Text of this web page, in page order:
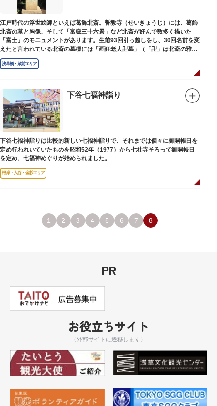
江戸時代の浮世絵師といえば葛飾北斎。誓教寺（せいきょうじ）には、葛飾
北斎の墓と胸像、そして「富嶽三十六景」など北斎が好んで数多く描いた
「富士」のモニュメントがあります。生前93回引っ越しをし、30回名前を変
えたと言われている北斎の墓標には「画狂老人卍墓」（「卍」は北斎の雅号
の一つ）とあり、辞世の句が刻まれています。毎年命日の4月18日には「北
斎忌」が開かれ、法要が営まれます。
浅草橋・蔵前エリア
下谷七福神詣り
下谷七福神詣りは比較的新しい七福神詣りで、それまでは個々に御開帳日を
定め行われいていたものを昭和52年（1977）から七社寺そろって御開帳日
を定め、七福神めぐりが始められました。
根岸・入谷・金杉エリア
1 2 3 4 5 6 7 8
PR
お役立ちサイト
（外部サイトに遷移します）